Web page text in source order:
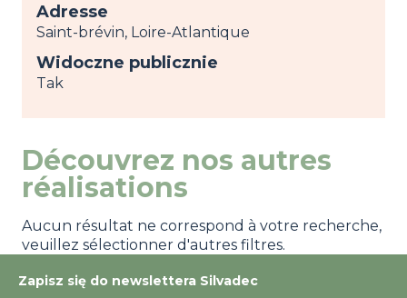
Adresse
Saint-brévin, Loire-Atlantique
Widoczne publicznie
Tak
Découvrez nos autres
réalisations
Aucun résultat ne correspond à votre recherche,
veuillez sélectionner d'autres filtres.
Zapisz się do newslettera Silvadec